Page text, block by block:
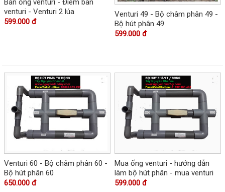
Bán ống venturi - Điem ban
venturi - Venturi 2 lúa
599.000 đ
Venturi 49 - Bộ châm phân 49 -
Bộ hút phân 49
599.000 đ
Venturi 60 - Bộ châm phân 60 -
Bộ hút phân 60
650.000 đ
Mua ống venturi - hướng dẫn
làm bộ hút phân - mua venturi
599.000 đ